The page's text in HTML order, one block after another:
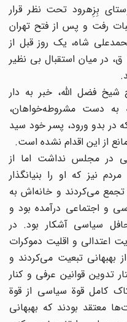
بِزِهرود تحت نظر قرار
رفت و پس از فتح تهران
شاه، یک روز قبل از
مجلس دوم در ذیقعده 1327 ق، در میان استقبال بی‌ نظیر
فضل الله، خبر به دار
دست مشروطه‌خواهان،
بدو ورود، پسر خود سید
از این اقدام نشده است.
در مجلس نداشت اما از
نیز که او را بنیانگذار
می‌کردند و خانه‌اش به
و اجتماعی درآمده بود و
سیاسی آشکار بود. در
اعتدالی و اقلیت دموکرات
بهبهانی تبعیت می‌کردند و
تدوین قوانین عرفی و کنار
کامل قوة سیاسی از قوة
معتقد بودند که بهبهانی